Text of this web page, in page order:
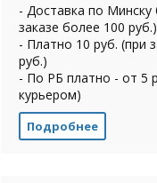
- Доставка по Минску
заказе более 100 руб.)
- Платно 10 руб. (при
руб.)
- По РБ платно - от 5
курьером)
Подробнее